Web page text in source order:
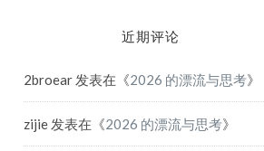
近期评论
2broear 发表在《2026 的漂流与思考》
zijie 发表在《2026 的漂流与思考》